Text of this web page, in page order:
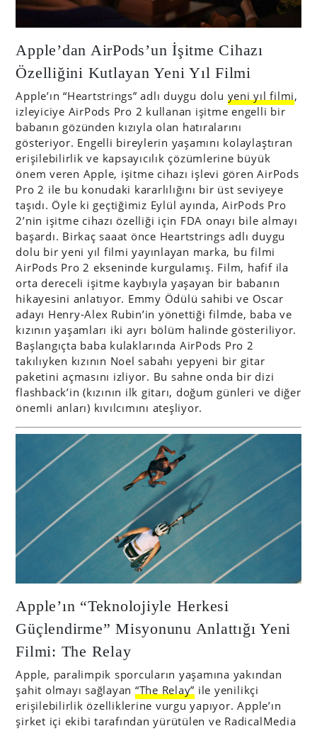
Apple’dan AirPods’un İşitme Cihazı
Özelliğini Kutlayan Yeni Yıl Filmi
Apple’ın “Heartstrings” adlı duygu dolu yeni yıl filmi,
izleyiciye AirPods Pro 2 kullanan işitme engelli bir
babanın gözünden kızıyla olan hatıralarını
gösteriyor. Engelli bireylerin yaşamını kolaylaştıran
erişilebilirlik ve kapsayıcılık çözümlerine büyük
önem veren Apple, işitme cihazı işlevi gören AirPods
Pro 2 ile bu konudaki kararlılığını bir üst seviyeye
taşıdı. Öyle ki geçtiğimiz Eylül ayında, AirPods Pro
2’nin işitme cihazı özelliği için FDA onayı bile almayı
başardı. Birkaç saaat önce Heartstrings adlı duygu
dolu bir yeni yıl filmi yayınlayan marka, bu filmi
AirPods Pro 2 ekseninde kurgulamış. Film, hafif ila
orta dereceli işitme kaybıyla yaşayan bir babanın
hikayesini anlatıyor. Emmy Ödülü sahibi ve Oscar
adayı Henry-Alex Rubin’in yönettiği filmde, baba ve
kızının yaşamları iki ayrı bölüm halinde gösteriliyor.
Başlangıçta baba kulaklarında AirPods Pro 2
takılıyken kızının Noel sabahı yepyeni bir gitar
paketini açmasını izliyor. Bu sahne onda bir dizi
flashback’in (kızının ilk gitarı, doğum günleri ve diğer
önemli anları) kıvılcımını ateşliyor.
Apple’ın “Teknolojiyle Herkesi
Güçlendirme” Misyonunu Anlattığı Yeni
Filmi: The Relay
Apple, paralimpik sporcuların yaşamına yakından
şahit olmayı sağlayan “The Relay” ile yenilikçi
erişilebilirlik özelliklerine vurgu yapıyor. Apple’ın
şirket içi ekibi tarafından yürütülen ve RadicalMedia